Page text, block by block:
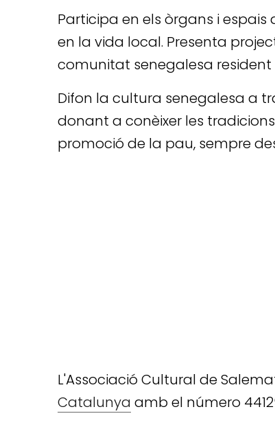
Participa en els òrgans i
en la vida local. Presenta
comunitat senegalesa resident
Difon la cultura senegalesa a
donant a conèixer les
promoció de la pau, sempre
L'Associació Cultural de
Catalunya amb el número